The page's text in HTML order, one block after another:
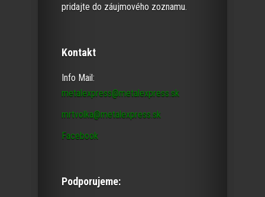
pridajte do záujmového zoznamu.
Kontakt
Info Mail:
metalexpress@metalexpress.sk
mrtvolka@metalexpress.sk
Facebook
Podporujeme: